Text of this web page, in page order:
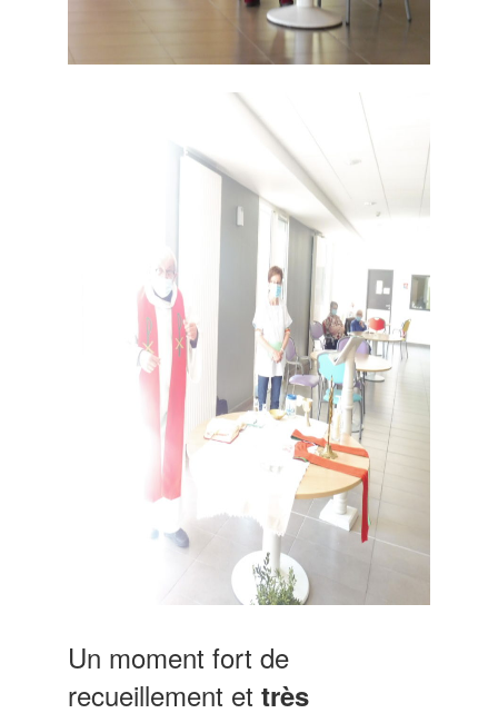
Un moment fort de
recueillement ettrès